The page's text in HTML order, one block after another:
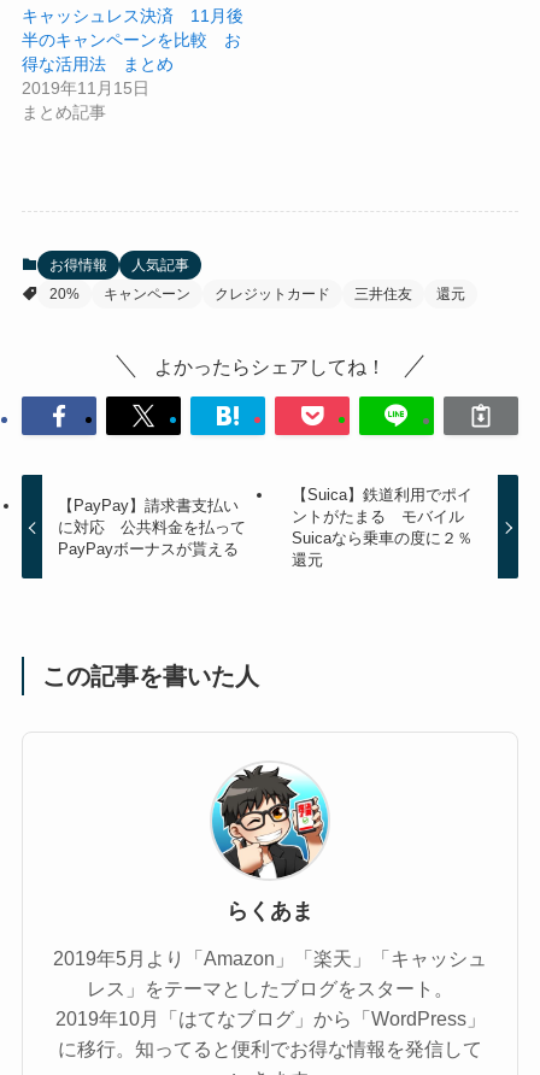
キャッシュレス決済 11月後
半のキャンペーンを比較 お
得な活用法 まとめ
2019年11月15日
まとめ記事
お得情報
人気記事
20%
キャンペーン クレジットカード 三井住友 還元
よかったらシェアしてね！
【PayPay】請求書支払い
に対応 公共料金を払って
PayPayボーナスが貰える
【Suica】鉄道利用でポイ
ントがたまる モバイル
Suicaなら乗車の度に２％
還元
この記事を書いた人
らくあま
2019年5月より「Amazon」「楽天」「キャッシュ
レス」をテーマとしたブログをスタート。
2019年10月「はてなブログ」から「WordPress」
に移行。知ってると便利でお得な情報を発信して